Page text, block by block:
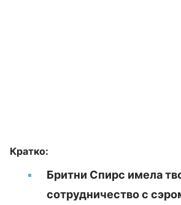
Кратко:
Бритни Спирс имела
сотрудничество с